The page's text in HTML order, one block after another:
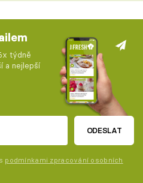
týdně
a nejlepší
ODESLAT
podmínkami zpracování osobních